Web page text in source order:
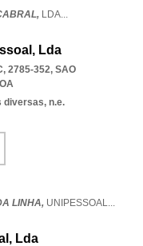
LDA...
Lda
2785-352, SAO
n.e.
LINHA, UNIPESSOAL...
Lda